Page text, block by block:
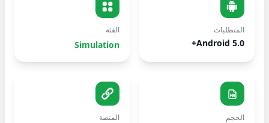
المتطلبات
Android 5.0+
الفئة
Simulation
الحجم المنصة